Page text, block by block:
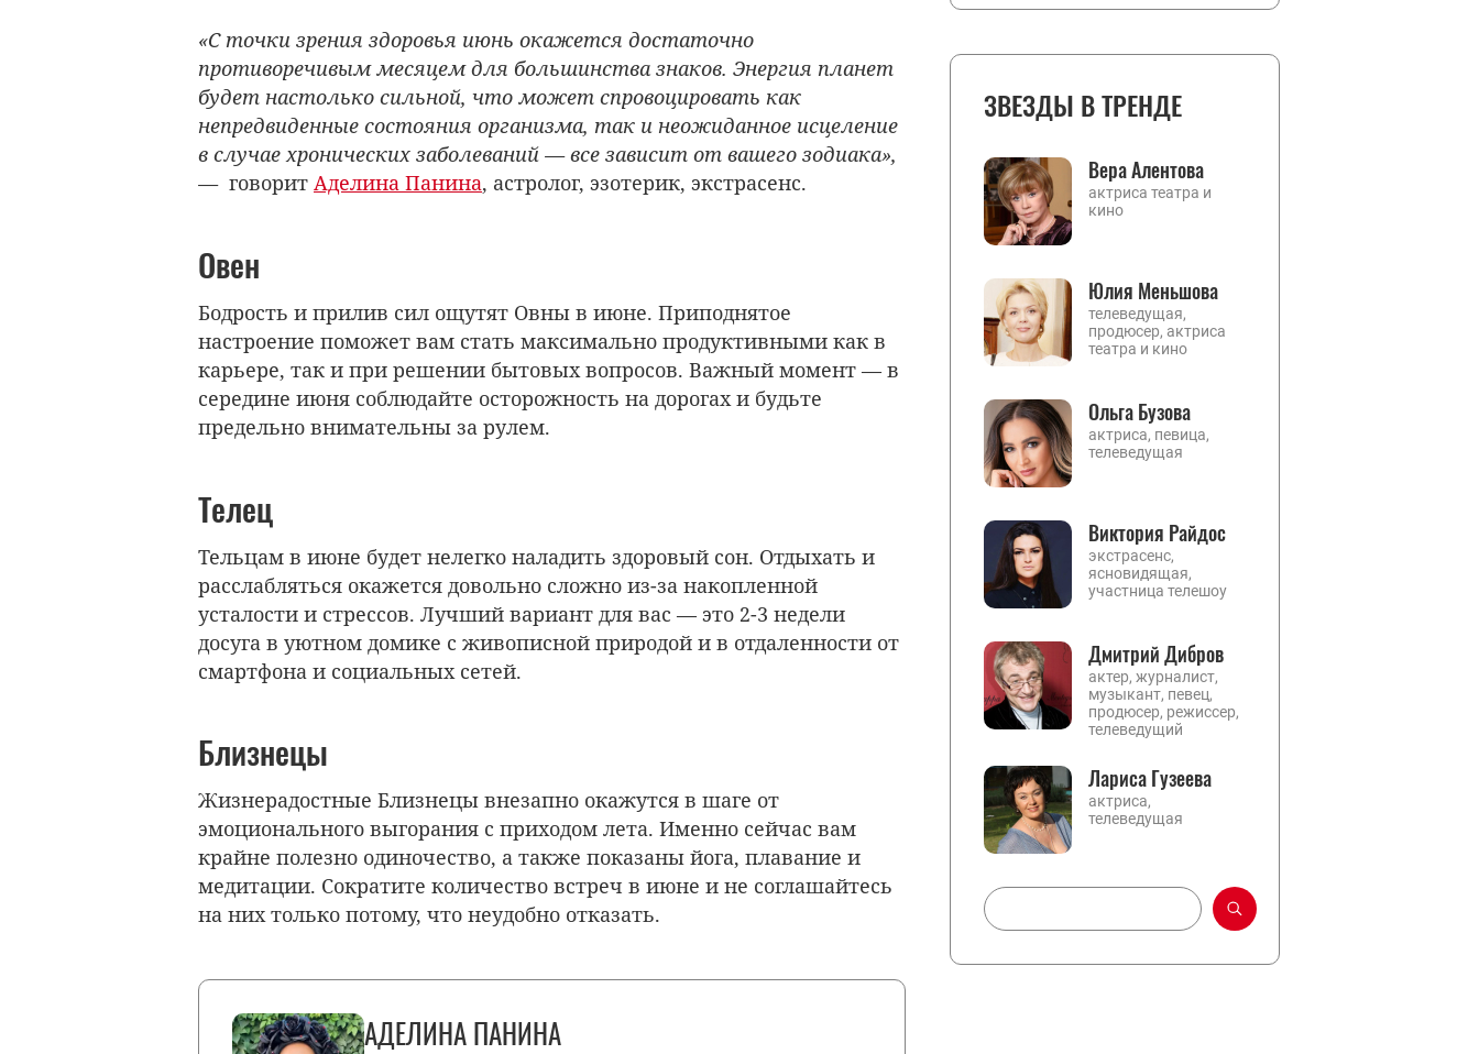
«С точки зрения здоровья июнь окажется достаточно
противоречивым месяцем для большинства знаков. Энергия планет
будет настолько сильной, что может спровоцировать как
непредвиденные состояния организма, так и неожиданное исцеление
в случае хронических заболеваний — все зависит от вашего зодиака»,
—говорит Аделина Панина, астролог, эзотерик, экстрасенс.
Овен
Бодрость и прилив сил ощутят Овны в июне. Приподнятое
настроение поможет вам стать максимально продуктивными как в
карьере, так и при решении бытовых вопросов. Важный момент — в
середине июня соблюдайте осторожность на дорогах и будьте
предельно внимательны за рулем.
Телец
Тельцам в июне будет нелегко наладить здоровый сон. Отдыхать и
расслабляться окажется довольно сложно из-за накопленной
усталости и стрессов. Лучший вариант для вас — это 2-3 недели
досуга в уютном домике с живописной природой и в отдаленности от
смартфона и социальных сетей.
Близнецы
Жизнерадостные Близнецы внезапно окажутся в шаге от
эмоционального выгорания с приходом лета. Именно сейчас вам
крайне полезно одиночество, а также показаны йога, плавание и
медитации. Сократите количество встреч в июне и не соглашайтесь
на них только потому, что неудобно отказать.
АДЕЛИНА ПАНИНА
ЗВЕЗДЫ В ТРЕНДЕ
Вера Алентова
актриса театра и
кино
Юлия Меньшова
телеведущая,
продюсер, актриса
театра и кино
Ольга Бузова
актриса, певица,
телеведущая
Виктория Райдос
экстрасенс,
ясновидящая,
участница телешоу
Дмитрий Дибров
актер, журналист,
музыкант, певец,
продюсер, режиссер,
телеведущий
Лариса Гузеева
актриса,
телеведущая